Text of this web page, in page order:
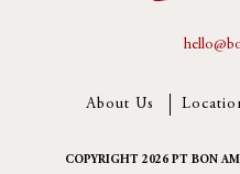
About Us
COPYRIGHT 2026 PT BON